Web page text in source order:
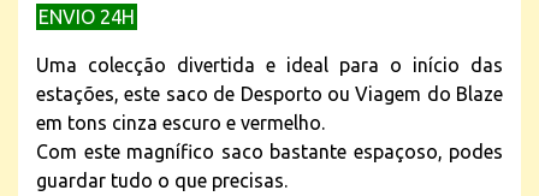
ENVIO 24H
Uma colecção divertida e ideal para o início das
estações, este saco de Desporto ou Viagem do Blaze
em tons cinza escuro e vermelho.
Com este magnífico saco bastante espaçoso, podes
guardar tudo o que precisas.